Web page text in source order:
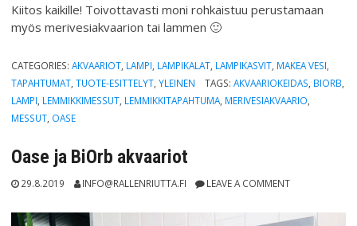
Kiitos kaikille! Toivottavasti moni rohkaistuu perustamaan
myös merivesiakvaarion tai lammen 🙂
CATEGORIES:AKVAARIOT LAMPI LAMPIKALAT LAMPIKASVIT MAKEA VESI
TAPAHTUMAT ,TUOTE-ESITTELYT ,YLEINEN TAGS: AKVAARIOKEIDAS BIORB
LAMPI LEMMIKKIMESSUT LEMMIKKITAPAHTUMA MERIVESIAKVAARIO
MESSUT OASE
Oase ja BiOrb akvaariot
29.8.2019 INFO@RALLENRIUTTA.FI LEAVE A COMMENT